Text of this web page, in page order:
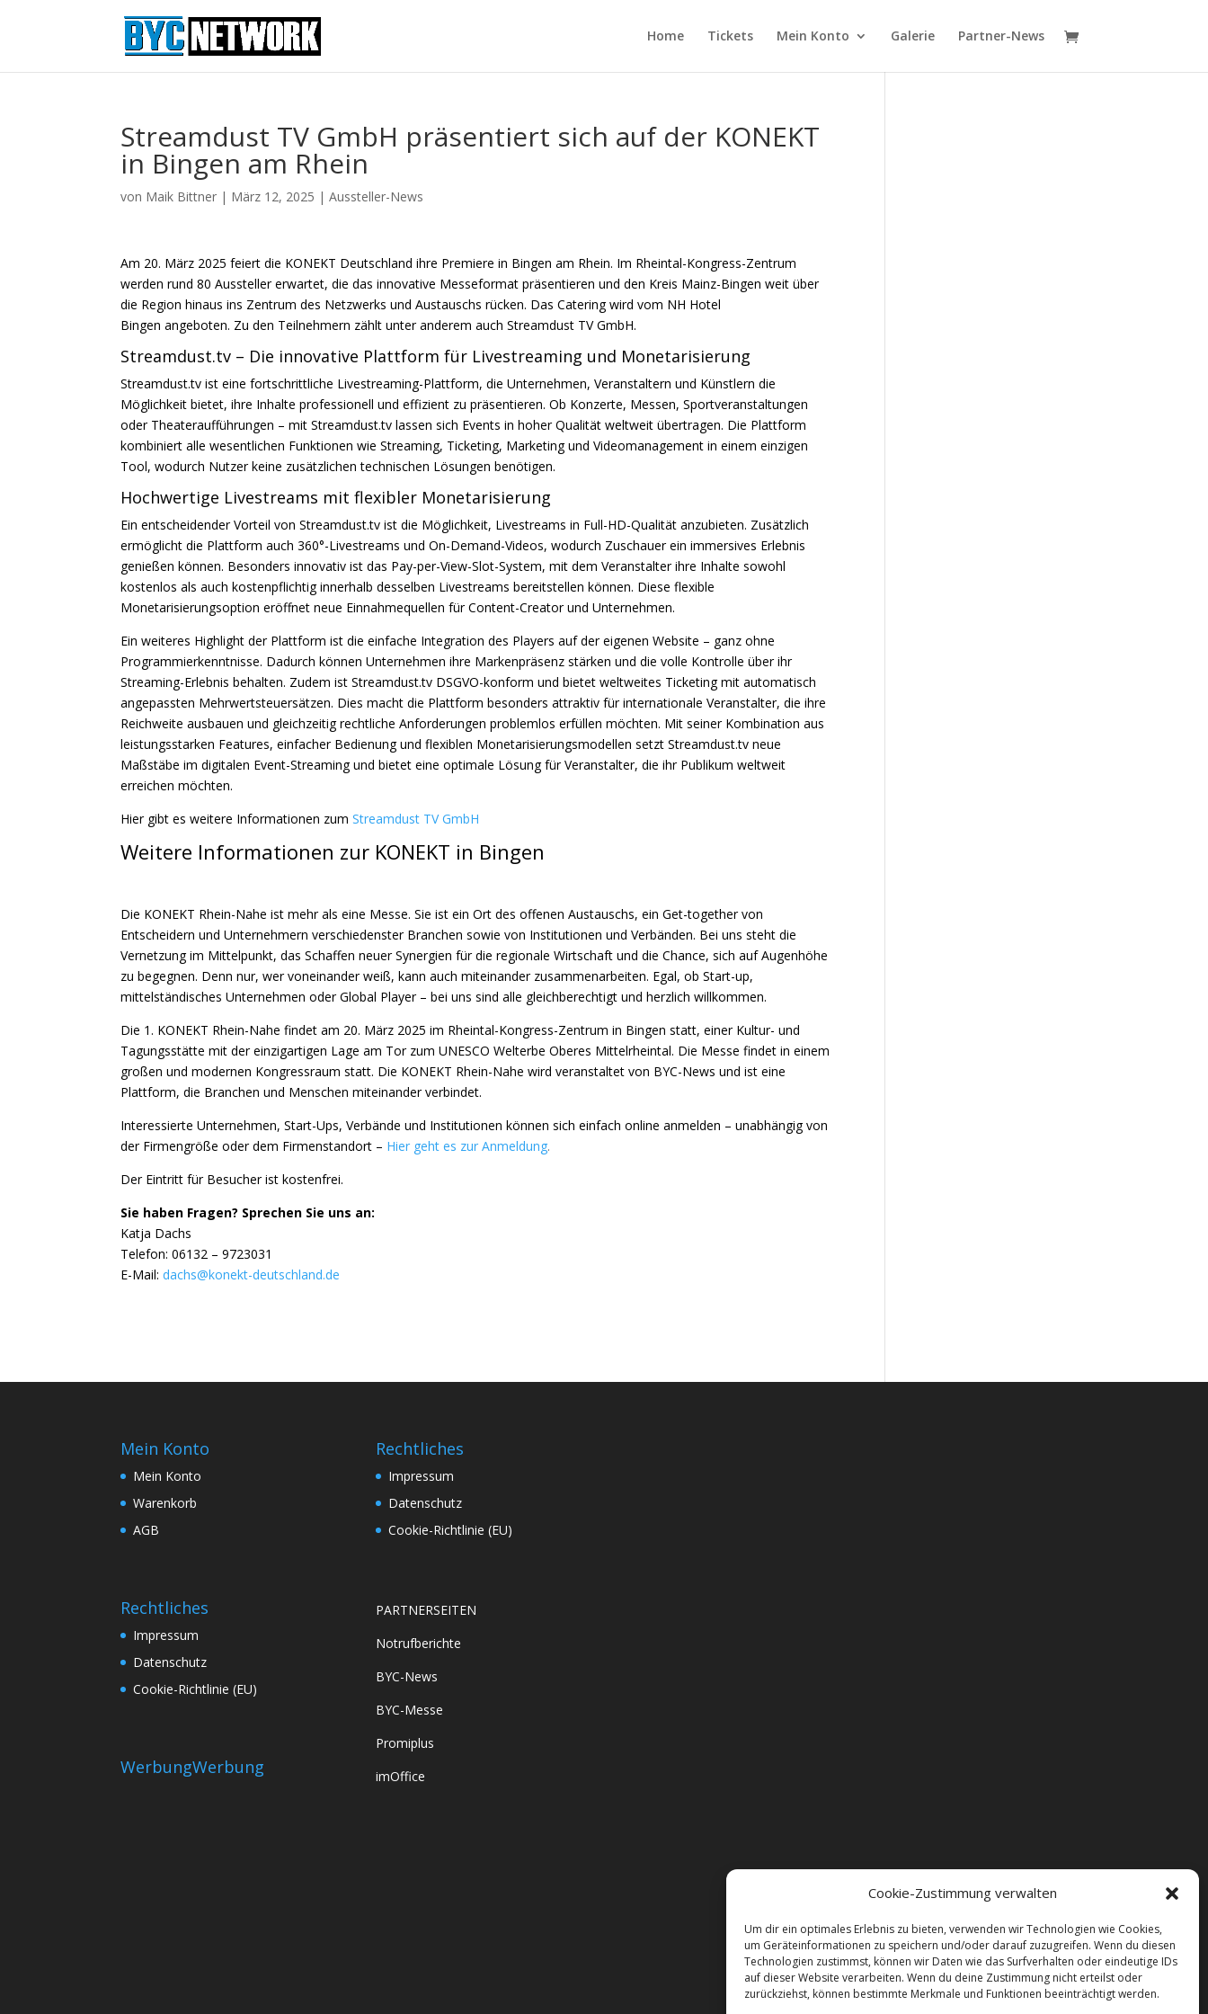
Cookie-Zustimmung verwalten
Um dir ein optimales Erlebnis zu bieten, verwenden wir Technologien wie Cookies,
um Geräteinformationen zu speichern und/oder darauf zuzugreifen. Wenn du diesen
Technologien zustimmst, können wir Daten wie das Surfverhalten oder eindeutige IDs
auf dieser Website verarbeiten. Wenn du deine Zustimmung nicht erteilst oder
zurückziehst, können bestimmte Merkmale und Funktionen beeinträchtigt werden.
Home Tickets Mein Konto Galerie Partner-News
Streamdust TV GmbH präsentiert sich auf der KONEKT
in Bingen am Rhein
von Maik Bittner | März 12, 2025 |Aussteller-News
Am 20. März 2025 feiert die KONEKT Deutschland ihre Premiere in Bingen am Rhein. Im Rheintal-Kongress-Zentrum
werden rund 80 Aussteller erwartet, die das innovative Messeformat präsentieren und den Kreis Mainz-Bingen weit über
die Region hinaus ins Zentrum des Netzwerks und Austauschs rücken. Das Catering wird vom NH Hotel
Bingen angeboten. Zu den Teilnehmern zählt unter anderem auch Streamdust TV GmbH.
Streamdust.tv – Die innovative Plattform für Livestreaming und Monetarisierung
Streamdust.tv ist eine fortschrittliche Livestreaming-Plattform, die Unternehmen, Veranstaltern und Künstlern die
Möglichkeit bietet, ihre Inhalte professionell und effizient zu präsentieren. Ob Konzerte, Messen, Sportveranstaltungen
oder Theateraufführungen – mit Streamdust.tv lassen sich Events in hoher Qualität weltweit übertragen. Die Plattform
kombiniert alle wesentlichen Funktionen wie Streaming, Ticketing, Marketing und Videomanagement in einem einzigen
Tool, wodurch Nutzer keine zusätzlichen technischen Lösungen benötigen.
Hochwertige Livestreams mit flexibler Monetarisierung
Ein entscheidender Vorteil von Streamdust.tv ist die Möglichkeit, Livestreams in Full-HD-Qualität anzubieten. Zusätzlich
ermöglicht die Plattform auch 360°-Livestreams und On-Demand-Videos, wodurch Zuschauer ein immersives Erlebnis
genießen können. Besonders innovativ ist das Pay-per-View-Slot-System, mit dem Veranstalter ihre Inhalte sowohl
kostenlos als auch kostenpflichtig innerhalb desselben Livestreams bereitstellen können. Diese flexible
Monetarisierungsoption eröffnet neue Einnahmequellen für Content-Creator und Unternehmen.
Ein weiteres Highlight der Plattform ist die einfache Integration des Players auf der eigenen Website – ganz ohne
Programmierkenntnisse. Dadurch können Unternehmen ihre Markenpräsenz stärken und die volle Kontrolle über ihr
Streaming-Erlebnis behalten. Zudem ist Streamdust.tv DSGVO-konform und bietet weltweites Ticketing mit automatisch
angepassten Mehrwertsteuersätzen. Dies macht die Plattform besonders attraktiv für internationale Veranstalter, die ihre
Reichweite ausbauen und gleichzeitig rechtliche Anforderungen problemlos erfüllen möchten. Mit seiner Kombination aus
leistungsstarken Features, einfacher Bedienung und flexiblen Monetarisierungsmodellen setzt Streamdust.tv neue
Maßstäbe im digitalen Event-Streaming und bietet eine optimale Lösung für Veranstalter, die ihr Publikum weltweit
erreichen möchten.
Hier gibt es weitere Informationen zumStreamdust TV GmbH
Weitere Informationen zur KONEKT in Bingen
Die KONEKT Rhein-Nahe ist mehr als eine Messe. Sie ist ein Ort des offenen Austauschs, ein Get-together von
Entscheidern und Unternehmern verschiedenster Branchen sowie von Institutionen und Verbänden. Bei uns steht die
Vernetzung im Mittelpunkt, das Schaffen neuer Synergien für die regionale Wirtschaft und die Chance, sich auf Augenhöhe
zu begegnen. Denn nur, wer voneinander weiß, kann auch miteinander zusammenarbeiten. Egal, ob Start-up,
mittelständisches Unternehmen oder Global Player – bei uns sind alle gleichberechtigt und herzlich willkommen.
Die 1. KONEKT Rhein-Nahe findet am 20. März 2025 im Rheintal-Kongress-Zentrum in Bingen statt, einer Kultur- und
Tagungsstätte mit der einzigartigen Lage am Tor zum UNESCO Welterbe Oberes Mittelrheintal. Die Messe findet in einem
großen und modernen Kongressraum statt. Die KONEKT Rhein-Nahe wird veranstaltet von BYC-News und ist eine
Plattform, die Branchen und Menschen miteinander verbindet.
Interessierte Unternehmen, Start-Ups, Verbände und Institutionen können sich einfach online anmelden – unabhängig von
der Firmengröße oder dem Firmenstandort – Hier geht es zur Anmeldung.
Der Eintritt für Besucher ist kostenfrei.
Sie haben Fragen? Sprechen Sie uns an:
Katja Dachs
Telefon: 06132 – 9723031
E-Mail:dachs@konekt-deutschland.de
Mein Konto
Mein Konto
Warenkorb
AGB
Rechtliches
Impressum
Datenschutz
Cookie-Richtlinie (EU)
WerbungWerbung
Rechtliches
Impressum
Datenschutz
Cookie-Richtlinie (EU)
PARTNERSEITEN
Notrufberichte
BYC-News
BYC-Messe
Promiplus
imOffice